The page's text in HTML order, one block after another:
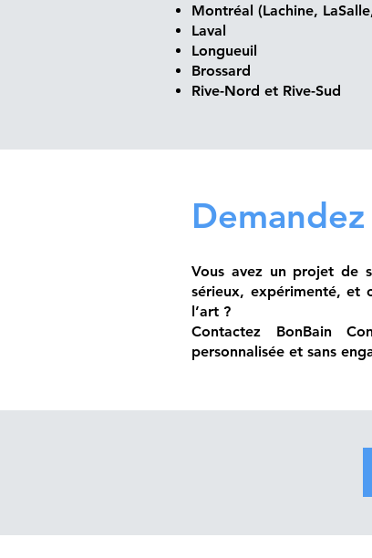
Montréal (Lachine,
Laval
Longueuil
Brossard
Rive-Nord et Rive-Sud
Vous avez un projet de
sérieux, expérimenté, et
l’art ?
Contactez BonBain
personnalisée et sans